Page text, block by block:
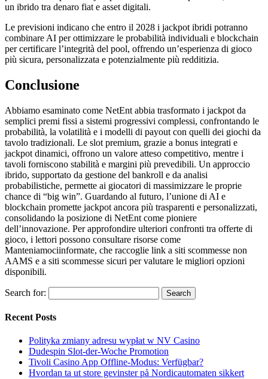
un ibrido tra denaro fiat e asset digitali.
Le previsioni indicano che entro il 2028 i jackpot ibridi potranno
combinare AI per ottimizzare le probabilità individuali e blockchain
per certificare l’integrità del pool, offrendo un’esperienza di gioco
più sicura, personalizzata e potenzialmente più redditizia.
Conclusione
Abbiamo esaminato come NetEnt abbia trasformato i jackpot da
semplici premi fissi a sistemi progressivi complessi, confrontando le
probabilità, la volatilità e i modelli di payout con quelli dei giochi da
tavolo tradizionali. Le slot premium, grazie a bonus integrati e
jackpot dinamici, offrono un valore atteso competitivo, mentre i
tavoli forniscono stabilità e margini più prevedibili. Un approccio
ibrido, supportato da gestione del bankroll e da analisi
probabilistiche, permette ai giocatori di massimizzare le proprie
chance di “big win”. Guardando al futuro, l’unione di AI e
blockchain promette jackpot ancora più trasparenti e personalizzati,
consolidando la posizione di NetEnt come pioniere
dell’innovazione. Per approfondire ulteriori confronti tra offerte di
gioco, i lettori possono consultare risorse come
Manteniamociinformate, che raccoglie link a siti scommesse non
AAMS e a siti scommesse sicuri per valutare le migliori opzioni
disponibili.
Search for:
Recent Posts
Polityka zmiany adresu wypłat w NV Casino
Dudespin Slot-der-Woche Promotion
Tivoli Casino App Offline-Modus: Verfügbar?
Hvordan ta ut store gevinster på Nordicautomaten sikkert